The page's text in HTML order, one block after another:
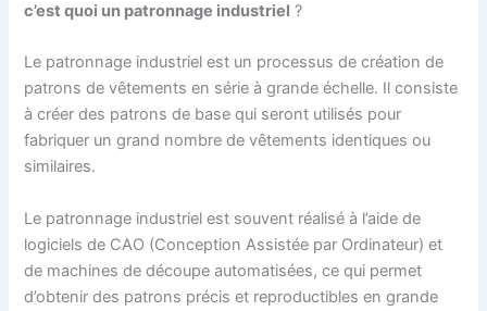
c’est quoi un patronnage industriel ?
Le patronnage industriel est un processus de création de
patrons de vêtements en série à grande échelle. Il consiste
à créer des patrons de base qui seront utilisés pour
fabriquer un grand nombre de vêtements identiques ou
similaires.
Le patronnage industriel est souvent réalisé à l’aide de
logiciels de CAO (Conception Assistée par Ordinateur) et
de machines de découpe automatisées, ce qui permet
d’obtenir des patrons précis et reproductibles en grande